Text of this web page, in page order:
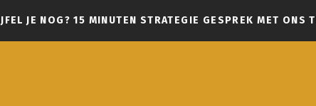
JE NOG? 15 MINUTEN STRATEGIE GESPREK MET ONS